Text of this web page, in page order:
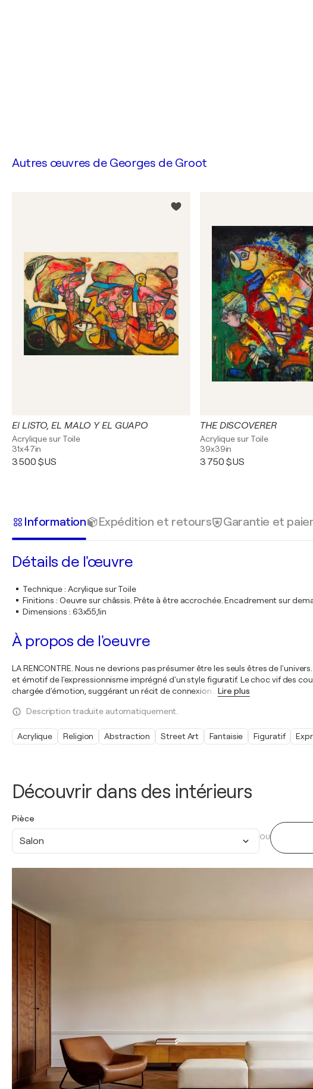
Découvrir dans des intérieurs
Pièce
Salon OU
Autres œuvres de Georges de Groot
El LISTO, EL MALO Y EL GUAPO
Acrylique sur Toile
31x47in
3 500 $US
THE DISCOVERER
Acrylique sur Toile
39x39in
3 750 $US
Information Expédition et retours Garantie et
Détails de l'œuvre
Technique: Acrylique sur Toile
Finitions : Oeuvre sur châssis. Prête à être accrochée. Encadrement sur
Dimensions : 63x55,1in
À propos de l'oeuvre
LA RENCONTRE. Nous ne devrions pas présumer être les seuls êtres de
et émotif de l'expressionnisme imprégné d'un style figuratif. Le choc vif des
chargée d'émotion, suggérant un récit de connexion
Lire plus
Description traduite automatiquement.
Acrylique Religion Abstraction Street Art Fantaisie Figuratif